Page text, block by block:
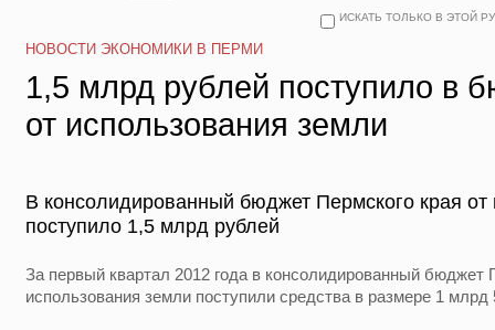
ИСКАТЬ ТОЛЬКО В ЭТОЙ
НОВОСТИ ЭКОНОМИКИ В ПЕРМИ
1,5 млрд рублей поступило в
от использования земли
В консолидированный бюджет Пермского края от
поступило 1,5 млрд рублей
За первый квартал 2012 года в консолидированный бюджет
использования земли поступили средства в размере 1